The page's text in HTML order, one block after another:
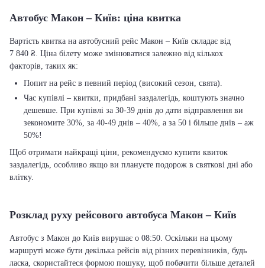
Автобус Макон – Київ: ціна квитка
Вартість квитка на автобусний рейс Макон – Київ складає від
7 840 ₴. Ціна білету може змінюватися залежно від кількох
факторів, таких як:
Попит на рейс в певний період (високий сезон, свята).
Час купівлі – квитки, придбані заздалегідь, коштують значно
дешевше. При купівлі за 30-39 днів до дати відправлення ви
зекономите 30%, за 40-49 днів – 40%, а за 50 і більше днів – аж
50%!
Щоб отримати найкращі ціни, рекомендуємо купити квиток
заздалегідь, особливо якщо ви плануєте подорож в святкові дні або
влітку.
Розклад руху рейсового автобуса Макон – Київ
Автобус з Макон до Київ вирушає о 08:50. Оскільки на цьому
маршруті може бути декілька рейсів від різних перевізників, будь
ласка, скористайтеся формою пошуку, щоб побачити більше деталей